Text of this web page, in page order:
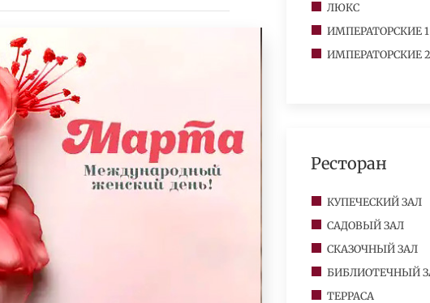
ЛЮКС
ИМПЕРАТОРСКИЕ 1
ИМПЕРАТОРСКИЕ 2
Ресторан
КУПЕЧЕСКИЙ ЗАЛ
САДОВЫЙ ЗАЛ
СКАЗОЧНЫЙ ЗАЛ
БИБЛИОТЕЧНЫЙ
ТЕРРАСА